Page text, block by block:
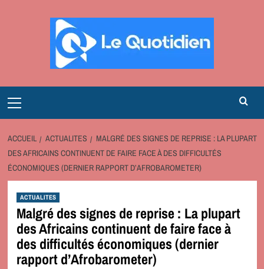
Menu
ACCUEIL ACTUALITES
MALGRÉ DES SIGNES DE REPRISE : LA PLUPART
DES AFRICAINS CONTINUENT DE FAIRE FACE À DES DIFFICULTÉS
ÉCONOMIQUES (DERNIER RAPPORT D’AFROBAROMETER)
ACTUALITES
Malgré des signes de reprise : La plupart
des Africains continuent de faire face à
des difficultés économiques (dernier
rapport d’Afrobarometer)